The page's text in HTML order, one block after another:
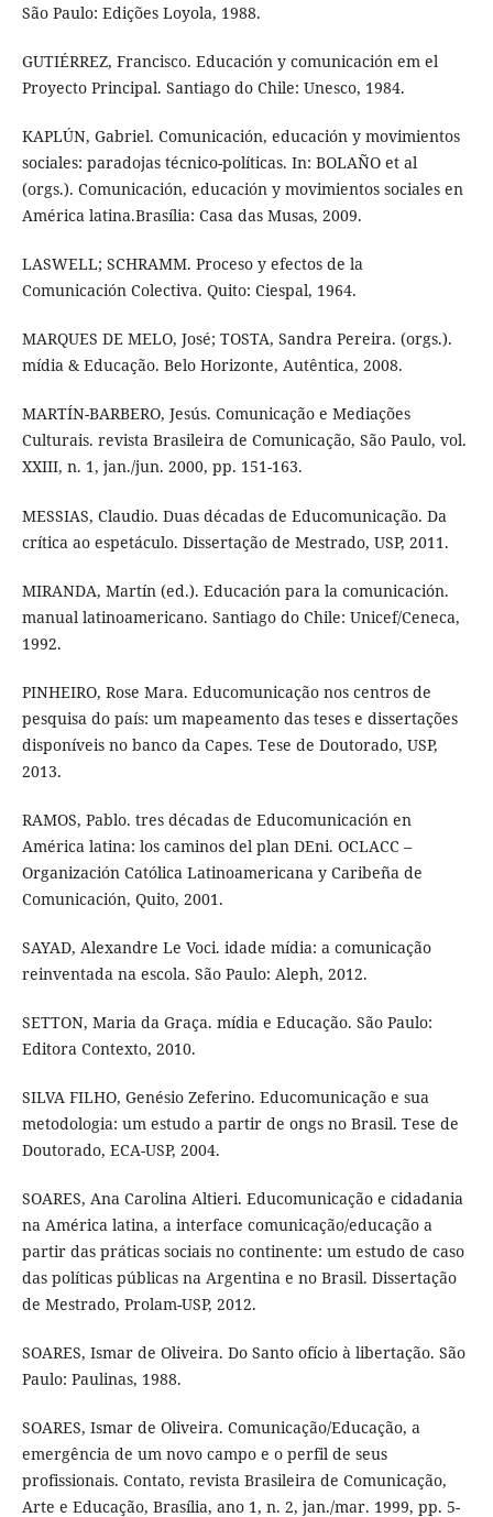
São Paulo: Edições Loyola, 1988.
GUTIÉRREZ, Francisco. Educación y comunicación em el
Proyecto Principal. Santiago do Chile: Unesco, 1984.
KAPLÚN, Gabriel. Comunicación, educación y movimientos
sociales: paradojas técnico-políticas. In: BOLAÑO et al
(orgs.). Comunicación, educación y movimientos sociales en
América latina.Brasília: Casa das Musas, 2009.
LASWELL; SCHRAMM. Proceso y efectos de la
Comunicación Colectiva. Quito: Ciespal, 1964.
MARQUES DE MELO, José; TOSTA, Sandra Pereira. (orgs.).
mídia & Educação. Belo Horizonte, Autêntica, 2008.
MARTÍN-BARBERO, Jesús. Comunicação e Mediações
Culturais. revista Brasileira de Comunicação, São Paulo, vol.
XXIII, n. 1, jan./jun. 2000, pp. 151-163.
MESSIAS, Claudio. Duas décadas de Educomunicação. Da
crítica ao espetáculo. Dissertação de Mestrado, USP, 2011.
MIRANDA, Martín (ed.). Educación para la comunicación.
manual latinoamericano. Santiago do Chile: Unicef/Ceneca,
1992.
PINHEIRO, Rose Mara. Educomunicação nos centros de
pesquisa do país: um mapeamento das teses e dissertações
disponíveis no banco da Capes. Tese de Doutorado, USP,
2013.
RAMOS, Pablo. tres décadas de Educomunicación en
América latina: los caminos del plan DEni. OCLACC –
Organización Católica Latinoamericana y Caribeña de
Comunicación, Quito, 2001.
SAYAD, Alexandre Le Voci. idade mídia: a comunicação
reinventada na escola. São Paulo: Aleph, 2012.
SETTON, Maria da Graça. mídia e Educação. São Paulo:
Editora Contexto, 2010.
SILVA FILHO, Genésio Zeferino. Educomunicação e sua
metodologia: um estudo a partir de ongs no Brasil. Tese de
Doutorado, ECA-USP, 2004.
SOARES, Ana Carolina Altieri. Educomunicação e cidadania
na América latina, a interface comunicação/educação a
partir das práticas sociais no continente: um estudo de caso
das políticas públicas na Argentina e no Brasil. Dissertação
de Mestrado, Prolam-USP, 2012.
SOARES, Ismar de Oliveira. Do Santo ofício à libertação. São
Paulo: Paulinas, 1988.
SOARES, Ismar de Oliveira. Comunicação/Educação, a
emergência de um novo campo e o perfil de seus
profissionais. Contato, revista Brasileira de Comunicação,
Arte e Educação, Brasília, ano 1, n. 2, jan./mar. 1999, pp. 5-